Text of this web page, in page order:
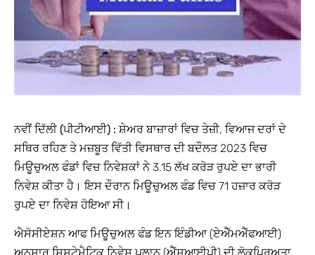
ਨਵੀਂ ਦਿੱਲੀ (ਪੀਟੀਆਈ) : ਸ਼ੇਅਰ ਬਾਜ਼ਾਰਾਂ ਵਿਚ ਤੇਜ਼ੀ, ਵਿਆਜ ਦਰਾਂ ਦੇ
ਸਥਿਰ ਰਹਿਣ ਤੇ ਮਜ਼ਬੂਤ ਵਿੱਤੀ ਵਿਸਥਾਰ ਦੀ ਬਦੌਲਤ 2023 ਵਿਚ
ਮਿਊਚੁਅਲ ਫੰਡਾਂ ਵਿਚ ਨਿਵੇਸ਼ਕਾਂ ਨੇ 3.15 ਲੱਖ ਕਰੋੜ ਰੁਪਏ ਦਾ ਭਾਰੀ
ਨਿਵੇਸ਼ ਕੀਤਾ ਹੈ। ਇਸ ਦੌਰਾਨ ਮਿਊਚੁਅਲ ਫੰਡ ਵਿਚ 71 ਹਜ਼ਾਰ ਕਰੋੜ
ਰੁਪਏ ਦਾ ਨਿਵੇਸ਼ ਹੋਇਆ ਸੀ।
ਐਸੋਸੀਏਸ਼ਨ ਆਫ ਮਿਊਚੁਅਲ ਫੰਡ ਇਨ ਇੰਡੀਆ (ਏਐੱਮਐੱਫਆਈ)